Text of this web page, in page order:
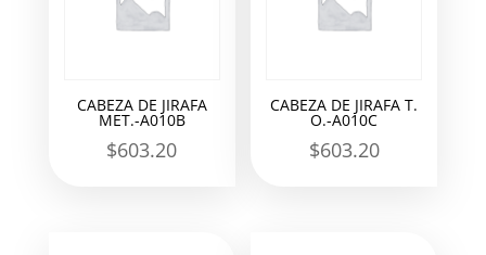
CABEZA DE JIRAFA
MET.-A010B
$603.20
CABEZA DE JIRAFA T.
O.-A010C
$603.20